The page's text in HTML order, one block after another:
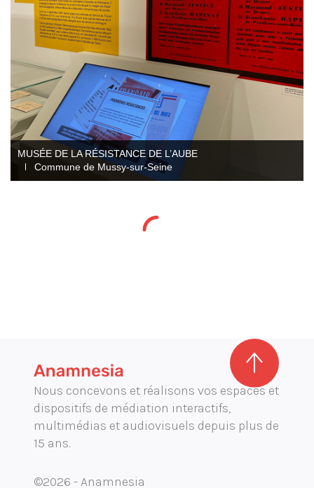
MUSÉE DE LA RÉSISTANCE DE L’AUBE
Commune de Mussy-sur-Seine
Nous concevons et réalisons vos espaces et
dispositifs de médiation interactifs,
multimédias et audiovisuels depuis plus de
15 ans.
©2026 - Anamnesia